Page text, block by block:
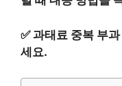
✅과태료 중복 부
세요.